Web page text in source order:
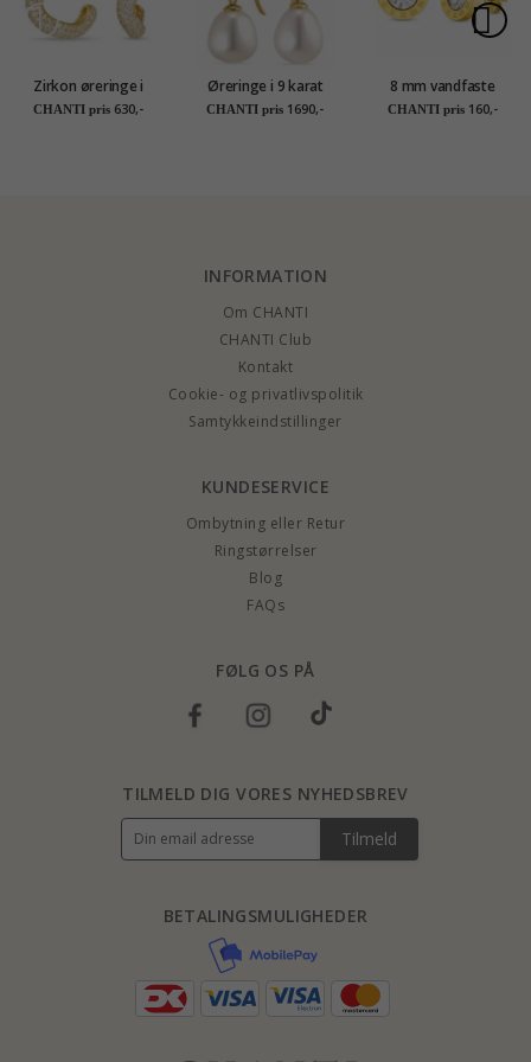
Zirkon øreringe i
forgyldt sølv - Lumé
CHANTI pris 630,-
Øreringe i 9 karat
guld med zirkon -
CHANTI pris 1690,-
8 mm vandfaste
ørestikker i forgyldt
CHANTI pris 160,-
INFORMATION
Om CHANTI
CHANTI Club
Kontakt
Cookie- og privatlivspolitik
Samtykkeindstillinger
KUNDESERVICE
Ombytning eller Retur
Ringstørrelser
Blog
FAQs
FØLG OS PÅ
BETALINGSMULIGHEDER
TILMELD DIG VORES NYHEDSBREV
Tilmeld